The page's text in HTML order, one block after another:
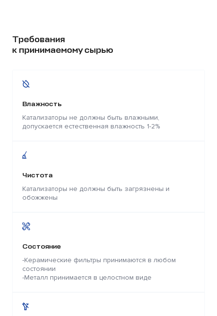
Требования
к принимаемому сырью
Влажность
Катализаторы не должны быть влажными,
допускается естественная влажность 1-2%
Чистота
Катализаторы не должны быть загрязнены и
обожжены
Состояние
-Керамические фильтры принимаются в любом
состоянии
-Металл принимается в целостном виде